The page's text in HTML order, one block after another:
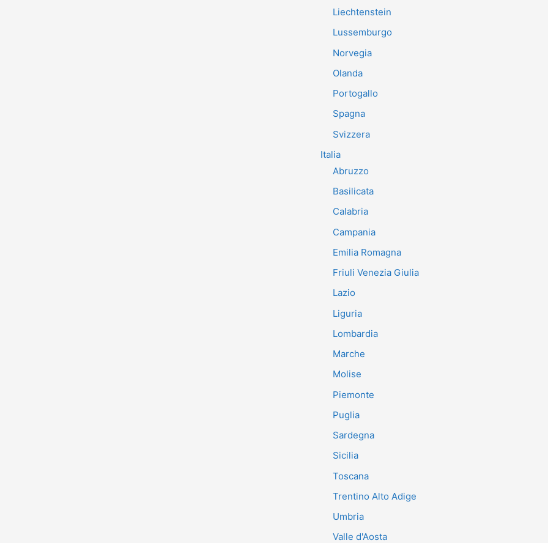
Liechtenstein
Lussemburgo
Norvegia
Olanda
Portogallo
Spagna
Svizzera
Italia
Abruzzo
Basilicata
Calabria
Campania
Emilia Romagna
Friuli Venezia Giulia
Lazio
Liguria
Lombardia
Marche
Molise
Piemonte
Puglia
Sardegna
Sicilia
Toscana
Trentino Alto Adige
Umbria
Valle d'Aosta